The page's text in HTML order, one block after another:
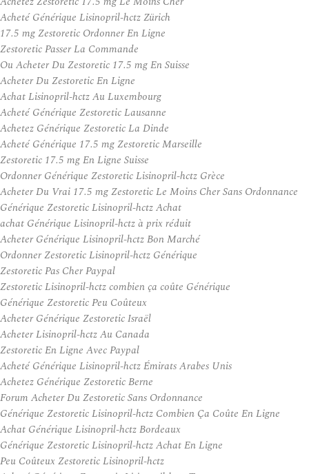
Acheté Générique Lisinopril-hctz Zürich
17.5 mg Zestoretic Ordonner En Ligne
Zestoretic Passer La Commande
Ou Acheter Du Zestoretic 17.5 mg En Suisse
Acheter Du Zestoretic En Ligne
Achat Lisinopril-hctz Au Luxembourg
Acheté Générique Zestoretic Lausanne
Achetez Générique Zestoretic La Dinde
Acheté Générique 17.5 mg Zestoretic Marseille
Zestoretic 17.5 mg En Ligne Suisse
Ordonner Générique Zestoretic Lisinopril-hctz Grèce
Acheter Du Vrai 17.5 mg Zestoretic Le Moins Cher Sans Ordonnance
Générique Zestoretic Lisinopril-hctz Achat
achat Générique Lisinopril-hctz à prix réduit
Acheter Générique Lisinopril-hctz Bon Marché
Ordonner Zestoretic Lisinopril-hctz Générique
Zestoretic Pas Cher Paypal
Zestoretic Lisinopril-hctz combien ça coûte Générique
Générique Zestoretic Peu Coûteux
Acheter Générique Zestoretic Israël
Acheter Lisinopril-hctz Au Canada
Zestoretic En Ligne Avec Paypal
Acheté Générique Lisinopril-hctz Émirats Arabes Unis
Achetez Générique Zestoretic Berne
Forum Acheter Du Zestoretic Sans Ordonnance
Générique Zestoretic Lisinopril-hctz Combien Ça Coûte En Ligne
Achat Générique Lisinopril-hctz Bordeaux
Générique Zestoretic Lisinopril-hctz Achat En Ligne
Peu Coûteux Zestoretic Lisinopril-hctz